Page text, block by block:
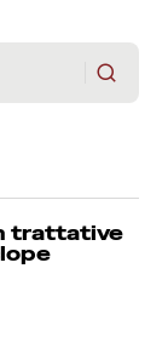
trattative